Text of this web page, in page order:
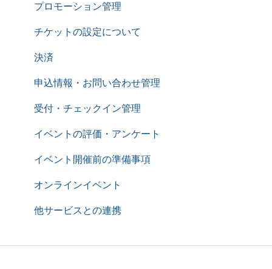
プロモーション管理
チケットの設定について
決済
申込情報・お問い合わせ管理
受付・チェックイン管理
イベントの評価・アンケート
イベント開催前の準備事項
オンラインイベント
他サービスとの連携